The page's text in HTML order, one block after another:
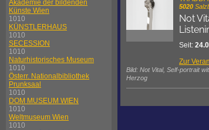
Akademie der bildenden
Künste Wien
1010
KÜNSTLERHAUS
1010
SECESSION
1010
Naturhistorisches Museum
1010
Österr. Nationalbibliothek
Prunksaal
1010
DOM MUSEUM WIEN
1010
Weltmuseum Wien
1010
5020
Not
Seit:
Zur
Bild: Not Vital, Self-portrait
Herzog